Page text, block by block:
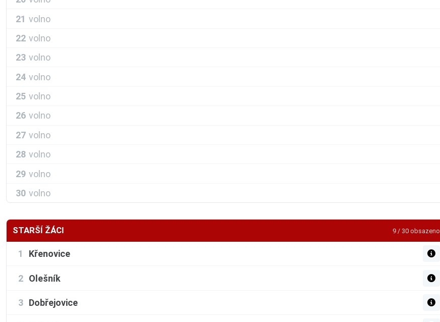
21 volno
22 volno
23 volno
24 volno
25 volno
26 volno
27 volno
28 volno
29 volno
30 volno
STARŠÍ ŽÁCI 9 / 30 obsazeno
1 Křenovice
2 Olešník
3 Dobřejovice